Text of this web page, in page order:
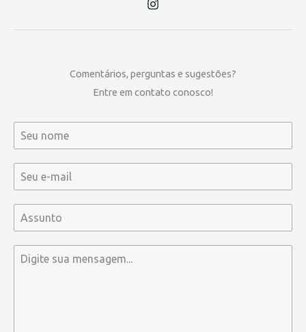
Comentários, perguntas e sugestões?
Entre em contato conosco!